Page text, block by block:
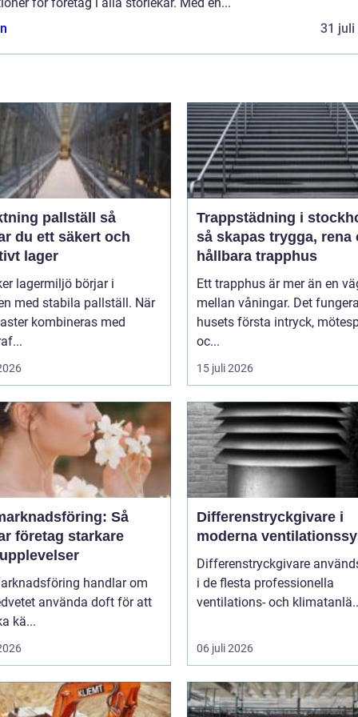
31 juli
pallställ så
du ett säkert och
lager
lagermiljö börjar i
med stabila pallställ. När
kombineras med
Trappstädning i
så skapas trygga, rena
hållbara trapphus
Ett trapphus är mer än en
mellan våningar. Det
husets första intryck,
oc...
15 juli 2026
Så
företag starkare
handlar om
använda doft för att
kä...
Differenstryckgivare i
moderna
Differenstryckgivare
i de flesta professionella
ventilations- och
06 juli 2026